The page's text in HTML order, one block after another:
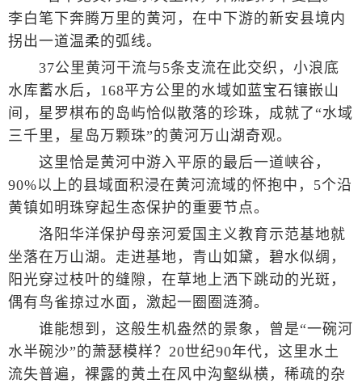
李白笔下奔腾万里的黄河，在中下游的新安县境内
拐出一道温柔的弧线。
37公里黄河干流与5条支流在此交织，小浪底
水库蓄水后，168平方公里的水域如蓝宝石镶嵌山
间，星罗棋布的岛屿恰似散落的珍珠，成就了“水域
三千里，星岛万颗珠”的黄河万山湖奇观。
这里恰是黄河中游入平原的最后一道峡谷，
90%以上的县域面积浸在黄河流域的怀抱中，5个沿
黄镇如明珠穿起生态保护的重要节点。
洛阳华洋保护母亲河爱国主义教育示范基地就
坐落在万山湖。走进基地，青山如黛，碧水似绸，
阳光穿过枝叶的缝隙，在草地上洒下跳动的光斑，
偶有鸟雀掠过水面，激起一圈圈涟漪。
谁能想到，这般生机盎然的景象，曾是“一碗河
水半碗沙”的萧瑟模样？20世纪90年代，这里水土
流失普遍，裸露的黄土在风中沟壑纵横，稀疏的杂